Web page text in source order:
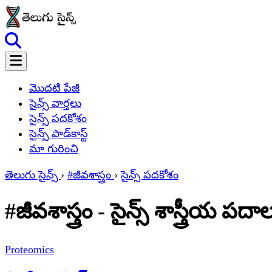
మొదటి పేజీ
సైన్స్ వార్తలు
సైన్స్ పదకోశం
సైన్స్ పాడ్‌కాస్ట్
మా గురించి
తెలుగు సైన్స్ › #జీవశాస్త్రం › సైన్స్ పదకోశం
#జీవశాస్త్రం - సైన్స్ శాస్త్రీయ
Proteomics